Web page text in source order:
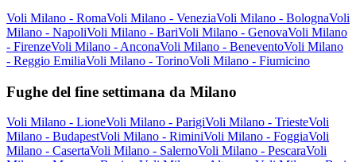
Voli Milano - RomaVoli Milano - VeneziaVoli Milano - BolognaVoli
Milano - NapoliVoli Milano - BariVoli Milano - GenovaVoli Milano
- FirenzeVoli Milano - AnconaVoli Milano - BeneventoVoli Milano
- Reggio EmiliaVoli Milano - TorinoVoli Milano - Fiumicino
Fughe del fine settimana da Milano
Voli Milano - LioneVoli Milano - ParigiVoli Milano - TriesteVoli
Milano - BudapestVoli Milano - RiminiVoli Milano - FoggiaVoli
Milano - CasertaVoli Milano - SalernoVoli Milano - PescaraVoli